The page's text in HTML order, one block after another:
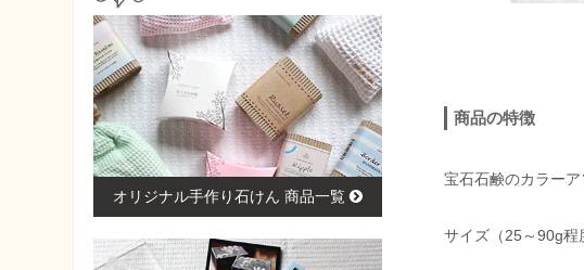
商品の特徴
宝石石鹸のカラーア
サイズ（25～90g程
オリジナル手作り石けん 商品一覧